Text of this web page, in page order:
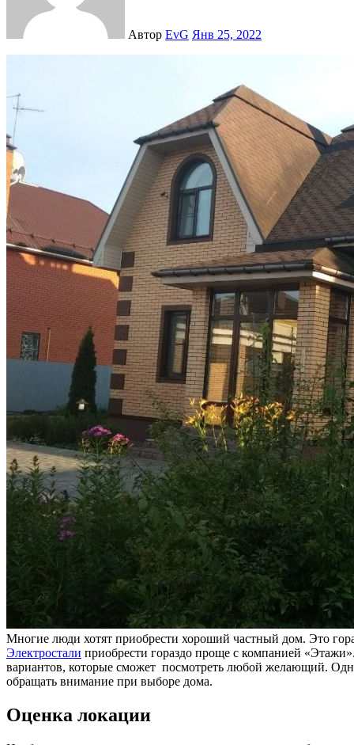
Автор EvG Янв 25, 2022
Многие люди хотят приобрести хороший частный дом. Это
Электростали приобрести гораздо проще с компанией
вариантов, которые сможет посмотреть любой желающий.
обращать внимание при выборе дома.
Оценка локации